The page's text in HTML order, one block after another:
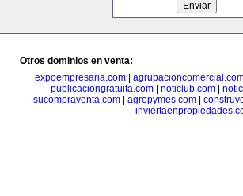
Otros dominios en venta:
expoempresaria.com|
publicaciongratuita.com| noticlub.com|
sucompraventa.com
agropymes.com